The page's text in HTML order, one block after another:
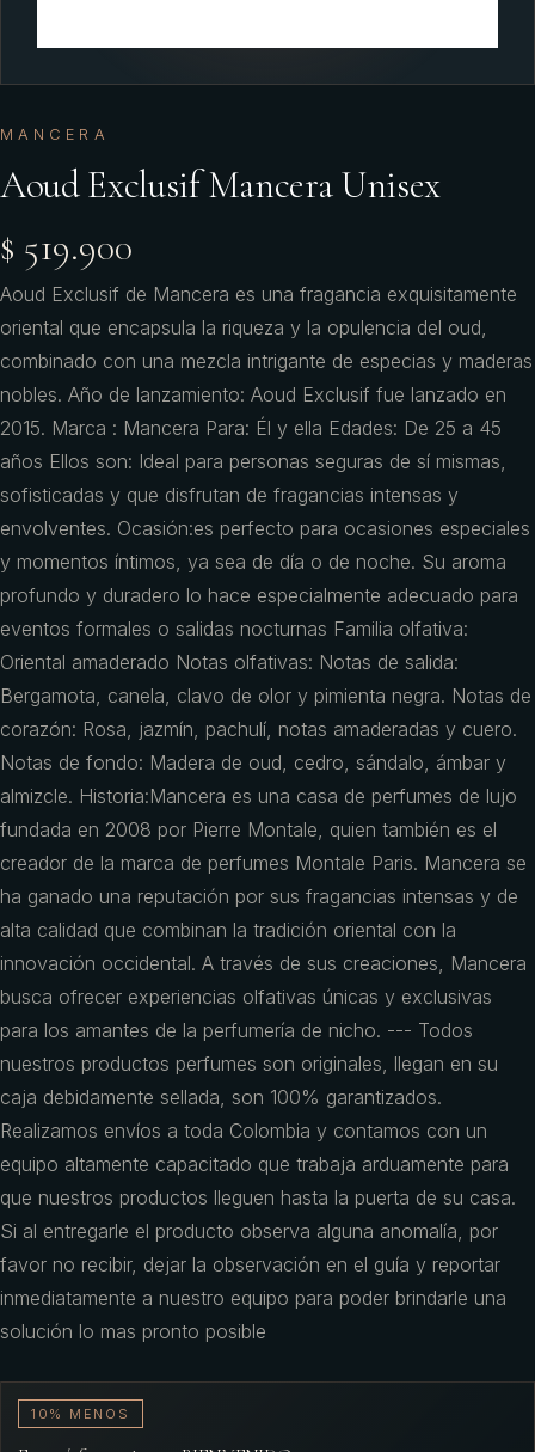
MANCERA
Aoud Exclusif Mancera Unisex
$ 519.900
Aoud Exclusif de Mancera es una fragancia exquisitamente
oriental que encapsula la riqueza y la opulencia del oud,
combinado con una mezcla intrigante de especias y maderas
nobles. Año de lanzamiento: Aoud Exclusif fue lanzado en
2015. Marca : Mancera Para: Él y ella Edades: De 25 a 45
años Ellos son: Ideal para personas seguras de sí mismas,
sofisticadas y que disfrutan de fragancias intensas y
envolventes. Ocasión:es perfecto para ocasiones especiales
y momentos íntimos, ya sea de día o de noche. Su aroma
profundo y duradero lo hace especialmente adecuado para
eventos formales o salidas nocturnas Familia olfativa:
Oriental amaderado Notas olfativas: Notas de salida:
Bergamota, canela, clavo de olor y pimienta negra. Notas de
corazón: Rosa, jazmín, pachulí, notas amaderadas y cuero.
Notas de fondo: Madera de oud, cedro, sándalo, ámbar y
almizcle. Historia:Mancera es una casa de perfumes de lujo
fundada en 2008 por Pierre Montale, quien también es el
creador de la marca de perfumes Montale Paris. Mancera se
ha ganado una reputación por sus fragancias intensas y de
alta calidad que combinan la tradición oriental con la
innovación occidental. A través de sus creaciones, Mancera
busca ofrecer experiencias olfativas únicas y exclusivas
para los amantes de la perfumería de nicho. --- Todos
nuestros productos perfumes son originales, llegan en su
caja debidamente sellada, son 100% garantizados.
Realizamos envíos a toda Colombia y contamos con un
equipo altamente capacitado que trabaja arduamente para
que nuestros productos lleguen hasta la puerta de su casa.
Si al entregarle el producto observa alguna anomalía, por
favor no recibir, dejar la observación en el guía y reportar
inmediatamente a nuestro equipo para poder brindarle una
solución lo mas pronto posible
10% MENOS